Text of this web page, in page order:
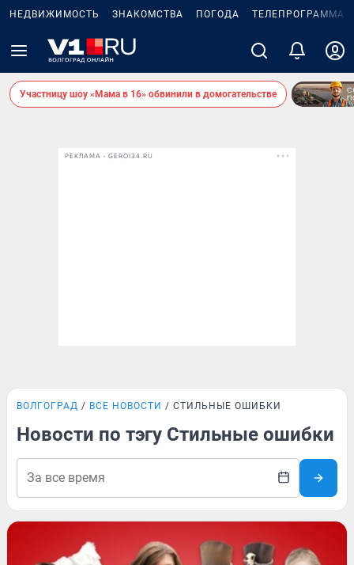
НЕДВИЖИМОСТЬ ЗНАКОМСТВА ПОГОДА ТЕЛЕПРОГРАММА
Участницу шоу «Мама в 16» обвинили в домогательстве
РЕКЛАМА • GEROI34.RU
ВОЛГОГРАД ВСЕ НОВОСТИ СТИЛЬНЫЕ ОШИБКИ
Новости по тэгу Стильные ошибки